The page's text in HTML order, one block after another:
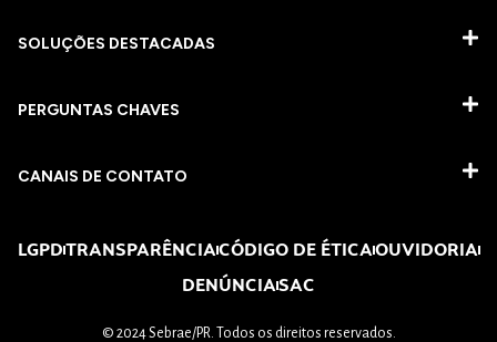
SOLUÇÕES DESTACADAS
PERGUNTAS CHAVES​
CANAIS DE CONTATO
LGPDTRANSPARÊNCIACÓDIGO DE ÉTICAOUVIDORIA
DENÚNCIASAC
© 2024 Sebrae/PR. Todos os direitos reservados.